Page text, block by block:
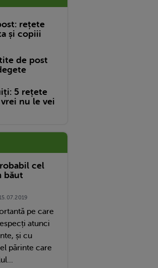
rețete
și copiii
de post
5 rețete
nu le vei
cel
băut
pe care
atunci
și cu
părinte care